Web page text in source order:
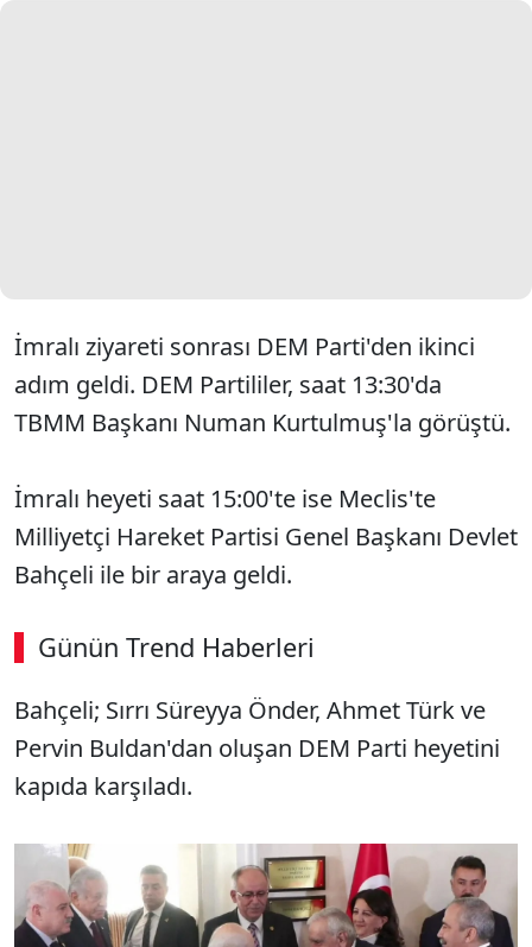
İmralı ziyareti sonrası DEM Parti'den ikinci
adım geldi. DEM Partililer, saat 13:30'da
TBMM Başkanı Numan Kurtulmuş'la görüştü.
İmralı heyeti saat 15:00'te ise Meclis'te
Milliyetçi Hareket Partisi Genel Başkanı Devlet
Bahçeli ile bir araya geldi.
Günün Trend Haberleri
00:02 / 09:08
Sesi Aç
Bahçeli; Sırrı Süreyya Önder, Ahmet Türk ve
Pervin Buldan'dan oluşan DEM Parti heyetini
kapıda karşıladı.